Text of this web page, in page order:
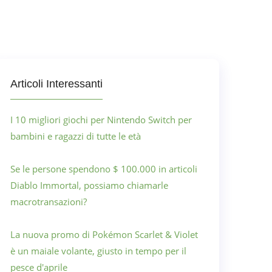
Articoli Interessanti
I 10 migliori giochi per Nintendo Switch per
bambini e ragazzi di tutte le età
Se le persone spendono $ 100.000 in articoli
Diablo Immortal, possiamo chiamarle
macrotransazioni?
La nuova promo di Pokémon Scarlet & Violet
è un maiale volante, giusto in tempo per il
pesce d'aprile